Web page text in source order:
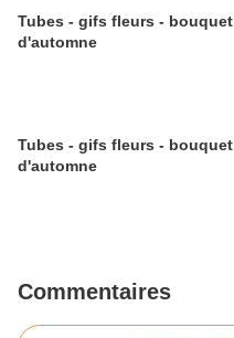
Tubes - gifs fleurs - bouquet
d'automne
Tubes - gifs fleurs - bouquet
d'automne
Commentaires